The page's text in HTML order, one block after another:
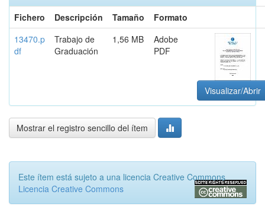
Fichero
Descripción Tamaño
Formato
13470.p
df
Trabajo de
Graduación
1,56 MB
Adobe
PDF
Visualizar/Abrir
Mostrar el registro sencillo del ítem
Este ítem está sujeto a una licencia Creative Commons
Licencia Creative Commons